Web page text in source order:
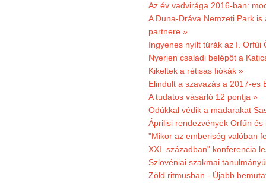
Az év vadvirága 2016-ban:
A Duna-Dráva Nemzeti Park
partnere »
Ingyenes nyílt túrák az I. Orfűi
Nyerjen családi belépőt a
Kikeltek a rétisas fiókák »
Elindult a szavazás a 2017-es
A tudatos vásárló 12 pontja »
Odúkkal védik a madarakat
Áprilisi rendezvények Orfűn és
"Mikor az emberiség valóban
XXI. században" konferencia
Szlovéniai szakmai
Zöld ritmusban - Újabb